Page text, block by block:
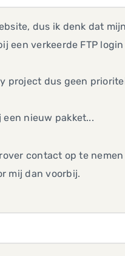
dus ik denk dat
een verkeerde FTP
project dus geen
nieuw pakket...
contact op te
mij dan voorbij.